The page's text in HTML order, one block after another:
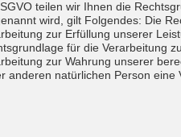
teilen wir Ihnen die
wird, gilt Folgendes: Die
zur Erfüllung unserer
für die Verarbeitung
zur Wahrung unserer
anderen natürlichen Person